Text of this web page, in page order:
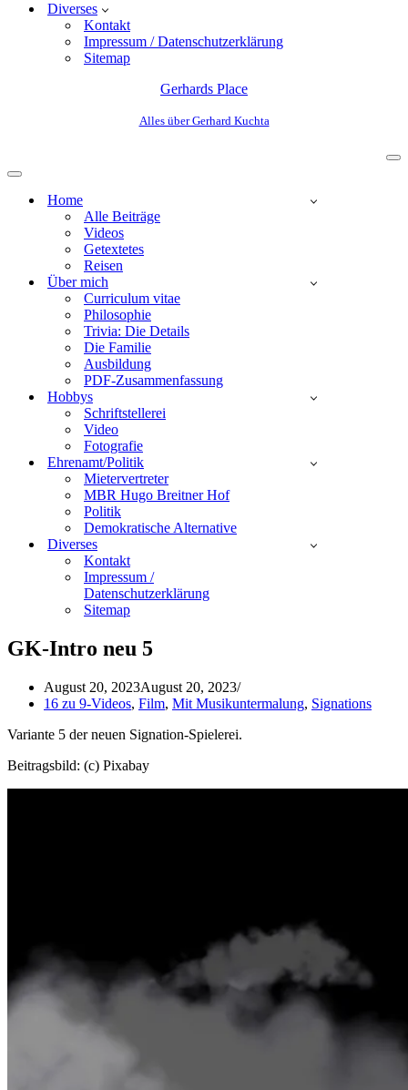
Diverses
Kontakt
Impressum / Datenschutzerklärung
Sitemap
Gerhards Place
Alles über Gerhard Kuchta
Home
Alle Beiträge
Videos
Getextetes
Reisen
Über mich
Curriculum vitae
Philosophie
Trivia: Die Details
Die Familie
Ausbildung
PDF-Zusammenfassung
Hobbys
Schriftstellerei
Video
Fotografie
Ehrenamt/Politik
Mietervertreter
MBR Hugo Breitner Hof
Politik
Demokratische Alternative
Diverses
Kontakt
Impressum /
Datenschutzerklärung
Sitemap
GK-Intro neu 5
August 20, 2023August 20, 2023
16 zu 9-Videos, Film, Mit Musikuntermalung, Signations
Variante 5 der neuen Signation-Spielerei.
Beitragsbild: (c) Pixabay